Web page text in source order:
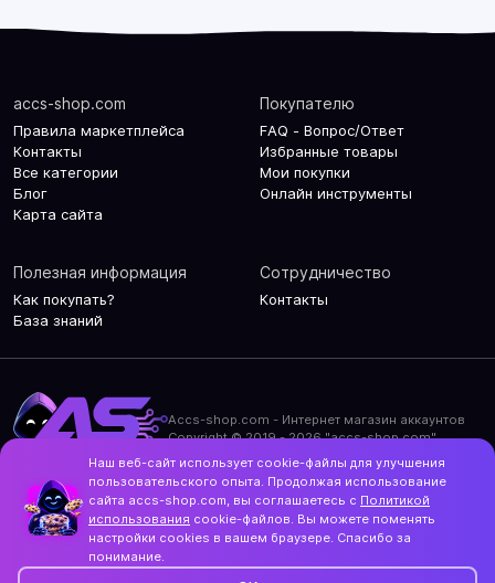
accs-shop.com
Правила маркетплейса
Контакты
Все категории
Блог
Карта сайта
Покупателю
FAQ - Вопрос/Ответ
Избранные товары
Мои покупки
Онлайн инструменты
Полезная информация
Как покупать?
База знаний
Сотрудничество
Контакты
Accs-shop.com - Интернет магазин аккаунтов
Copyright © 2019 - 2026 "accs-shop.com"
Политика использования cookie-файлов
Контакты и актуальный адрес сайта
Structo
Дизайн и разработка
Наш веб-сайт использует cookie-файлы для улучшения
пользовательского опыта. Продолжая использование
сайта accs-shop.com, вы соглашаетесь с Политикой
использования cookie-файлов. Вы можете поменять
настройки cookies в вашем браузере. Спасибо за
понимание.